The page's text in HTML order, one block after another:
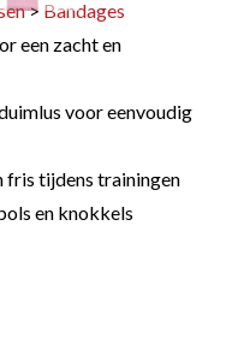
> Bandages
een zacht en
voor eenvoudig
fris tijdens trainingen
en knokkels